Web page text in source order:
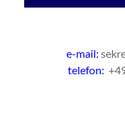
e-mail:
telefon: